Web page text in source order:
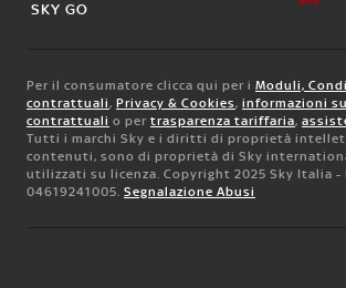
SKY GO
Per il consumatore clicca qui per i Moduli,
contrattuali, Privacy & Cookies, informazioni
contrattuali o per trasparenza tariffaria,
Tutti i marchi Sky e i diritti di proprietà
contenuti, sono di proprietà di Sky
utilizzati su licenza. Copyright 2025 Sky Italia -
04619241005. Segnalazione Abusi